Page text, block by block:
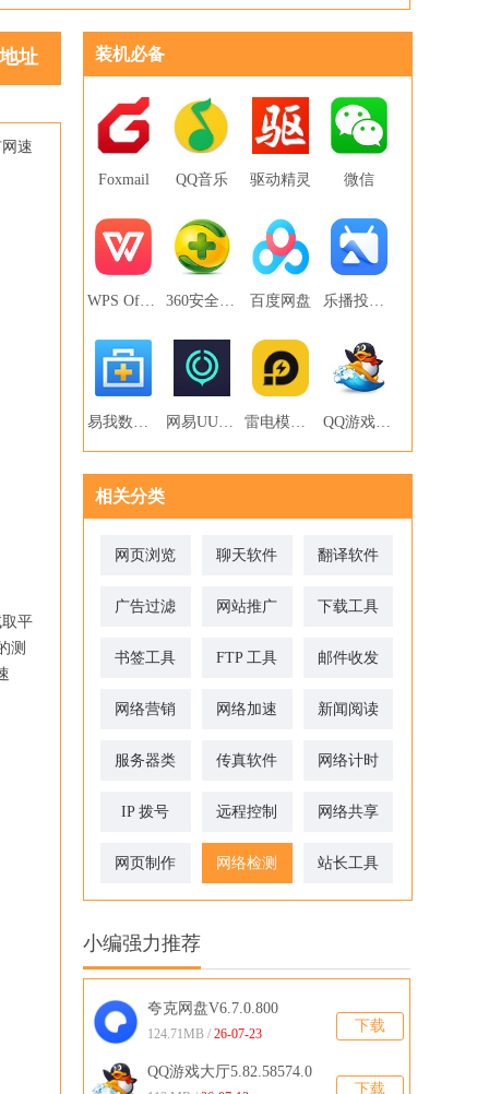
址
速
平
测
装机必备
Foxmail QQ音乐 驱动精灵 微信
WPS Office 360安全卫士 百度网盘 乐播投屏PC版
易我数据恢复 网易UU网游加速器 雷电模拟器 QQ游戏大厅
相关分类
网页浏览 聊天软件 翻译软件
广告过滤 网站推广 下载工具
书签工具 FTP 工具 邮件收发
网络营销 网络加速 新闻阅读
服务器类 传真软件 网络计时
IP 拨号 远程控制 网络共享
网页制作 网络检测 站长工具
小编强力推荐
下载
夸克网盘V6.7.0.800
124.71MB / 26-07-23
下载
QQ游戏大厅5.82.58574.0